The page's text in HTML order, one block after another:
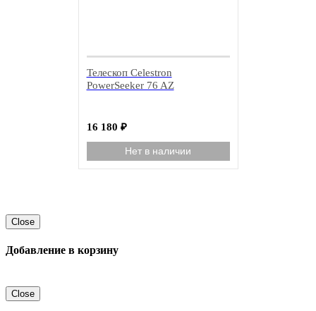
Телескоп Celestron
PowerSeeker 76 AZ
16 180 ₽
Нет в наличии
Close
Добавление в корзину
Close